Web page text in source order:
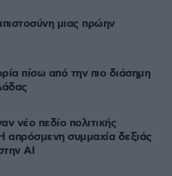
μιας πρώην
πίσω από την πιο διάσημη
νέο πεδίο πολιτικής
συμμαχία δεξιάς
AI